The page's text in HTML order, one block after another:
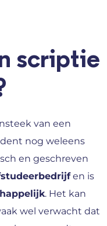
scriptie
van een
nog weleens
en geschreven
en is
. Het kan
wel verwacht dat